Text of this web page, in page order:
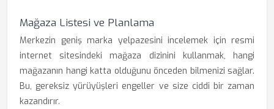
Mağaza Listesi ve Planlama
Merkezin geniş marka yelpazesini incelemek için resmi
internet sitesindeki mağaza dizinini kullanmak, hangi
mağazanın hangi katta olduğunu önceden bilmenizi sağlar.
Bu, gereksiz yürüyüşleri engeller ve size ciddi bir zaman
kazandırır.